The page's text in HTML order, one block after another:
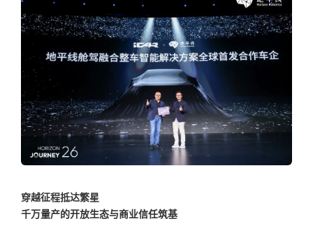
穿越征程抵达繁星
千万量产的开放生态与商业信任筑基